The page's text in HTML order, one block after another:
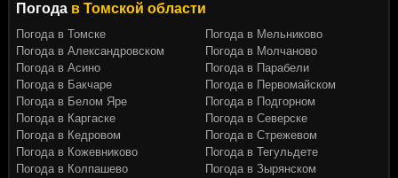
Погода в Томской области
Погода в Томске
Погода в Александровском
Погода в Асино
Погода в Бакчаре
Погода в Белом Яре
Погода в Каргаске
Погода в Кедровом
Погода в Кожевниково
Погода в Колпашево
Погода в Мельниково
Погода в Молчаново
Погода в Парабели
Погода в Первомайском
Погода в Подгорном
Погода в Северске
Погода в Стрежевом
Погода в Тегульдете
Погода в Зырянском